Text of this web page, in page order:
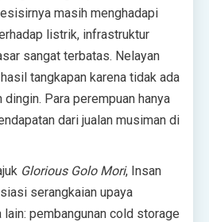
masih menghadapi
listrik, infrastruktur
sangat terbatas. Nelayan
tangkapan karena tidak ada
Para perempuan hanya
dari jualan musiman di
Glorious Golo Mori, Insan
serangkaian upaya
lain: pembangunan cold storage